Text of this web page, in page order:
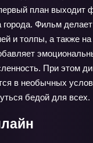
план выходит
Фильм делает
и толпы, а также
При этом
в необычных
бедой для всех.